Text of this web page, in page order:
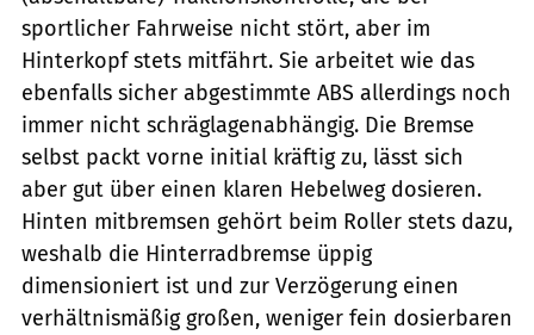
sportlicher Fahrweise nicht stört, aber im
Hinterkopf stets mitfährt. Sie arbeitet wie das
ebenfalls sicher abgestimmte ABS allerdings noch
immer nicht schräglagenabhängig. Die Bremse
selbst packt vorne initial kräftig zu, lässt sich
aber gut über einen klaren Hebelweg dosieren.
Hinten mitbremsen gehört beim Roller stets dazu,
weshalb die Hinterradbremse üppig
dimensioniert ist und zur Verzögerung einen
verhältnismäßig großen, weniger fein dosierbaren